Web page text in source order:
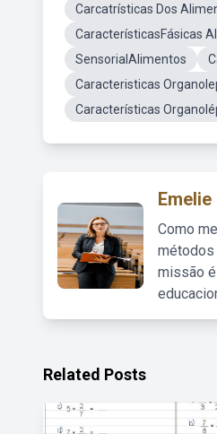
Carcatrísticas Dos
CaracterísticasFásicas
SensorialAlimentos
Caracteristicas
Características
Emelie
Como
métodos
missão
Related Posts